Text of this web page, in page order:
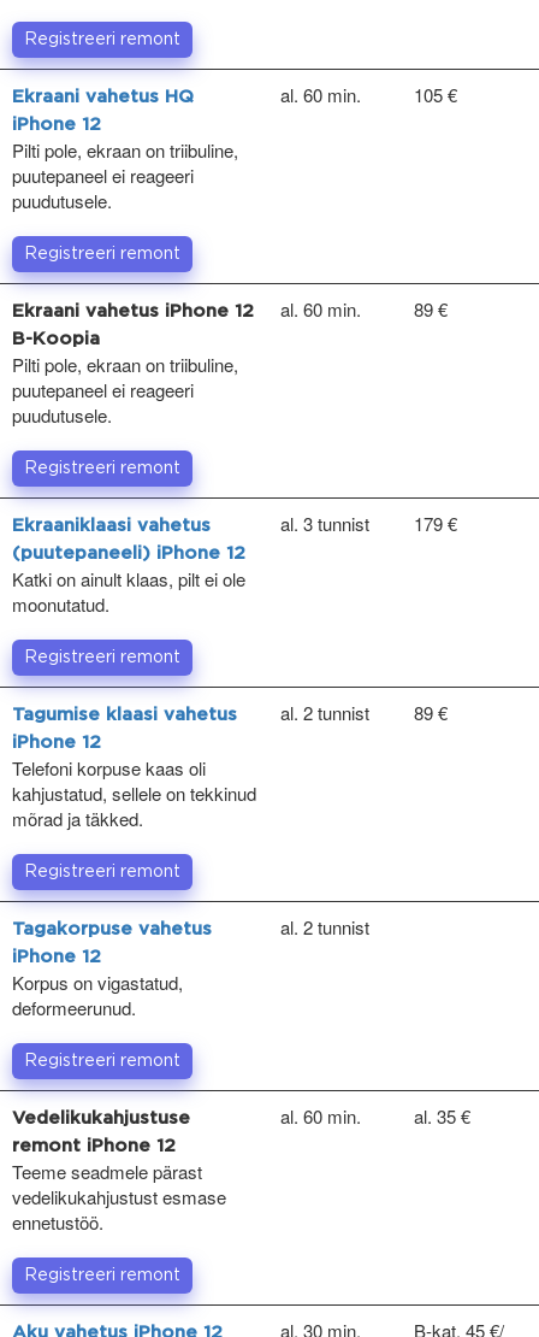
Registreeri remont
Ekraani vahetus HQ
iPhone 12
Pilti pole, ekraan on triibuline,
puutepaneel ei reageeri
puudutusele.
al. 60 min. 105 €
Registreeri remont
Ekraani vahetus iPhone 12
B-Koopia
Pilti pole, ekraan on triibuline,
puutepaneel ei reageeri
puudutusele.
al. 60 min. 89 €
Registreeri remont
Ekraaniklaasi vahetus
(puutepaneeli) iPhone 12
Katki on ainult klaas, pilt ei ole
moonutatud.
al. 3 tunnist 179 €
Registreeri remont
Tagumise klaasi vahetus
iPhone 12
Telefoni korpuse kaas oli
kahjustatud, sellele on tekkinud
mõrad ja täkked.
al. 2 tunnist 89 €
Registreeri remont
Tagakorpuse vahetus
iPhone 12
Korpus on vigastatud,
deformeerunud.
al. 2 tunnist
Registreeri remont
Vedelikukahjustuse
remont iPhone 12
Teeme seadmele pärast
vedelikukahjustust esmase
ennetustöö.
al. 60 min. al. 35 €
Registreeri remont
Aku vahetus iPhone 12 al. 30 min. B-kat. 45 €/